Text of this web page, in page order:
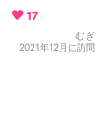
17
むぎ
2021年12月に訪問